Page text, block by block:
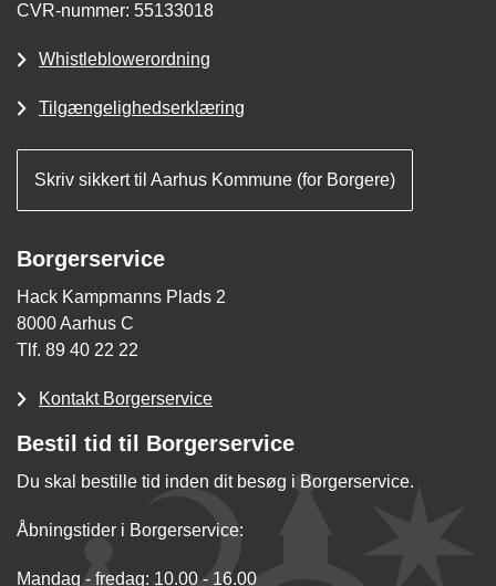
CVR-nummer: 55133018
Whistleblowerordning
Tilgængelighedserklæring
Skriv sikkert til Aarhus Kommune (for Borgere)
Borgerservice
Hack Kampmanns Plads 2
8000 Aarhus C
Tlf. 89 40 22 22
Kontakt Borgerservice
Bestil tid til Borgerservice
Du skal bestille tid inden dit besøg i Borgerservice.
Åbningstider i Borgerservice:
Mandag - fredag: 10.00 - 16.00